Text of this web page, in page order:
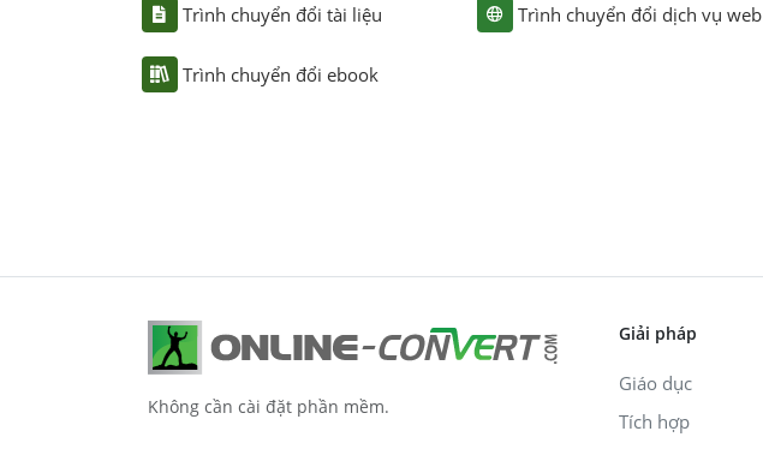
Trình chuyển đổi tài liệu
Trình chuyển đổi ebook
Trình chuyển đổi dịch vụ web
Không cần cài đặt phần mềm.
Giải pháp
Giáo dục
Tích hợp